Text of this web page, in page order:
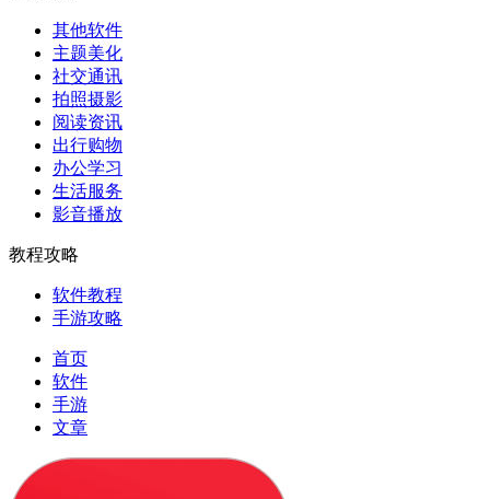
其他软件
主题美化
社交通讯
拍照摄影
阅读资讯
出行购物
办公学习
生活服务
影音播放
教程攻略
软件教程
手游攻略
首页
软件
手游
文章